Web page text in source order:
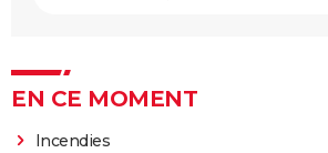
EN CE MOMENT
Incendies